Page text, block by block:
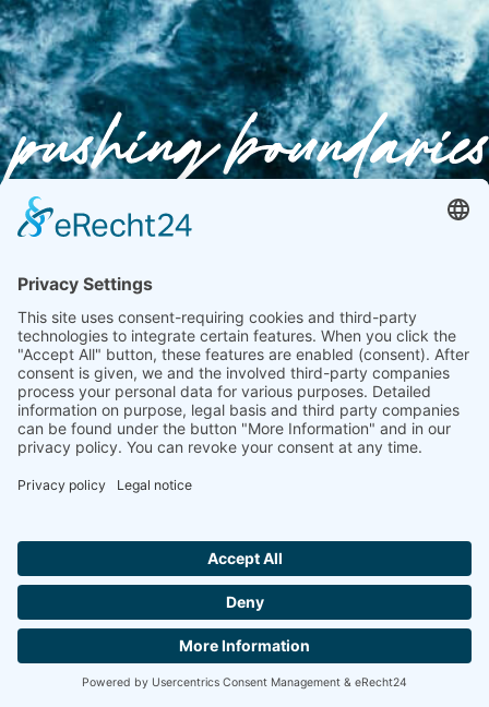
Hallo ich bin LINAI! Wie kann ich dir
اتصل بنا